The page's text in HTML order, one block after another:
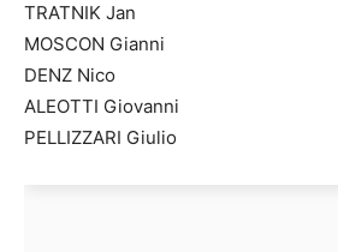
TRATNIK Jan
MOSCON Gianni
DENZ Nico
ALEOTTI Giovanni
PELLIZZARI Giulio